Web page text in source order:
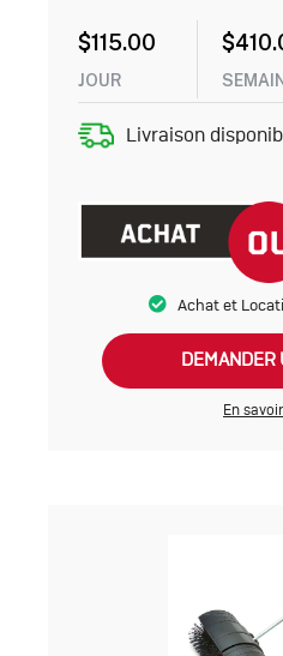
$115.00
JOUR
$
Livraison
Achat et
DEMANDER
En